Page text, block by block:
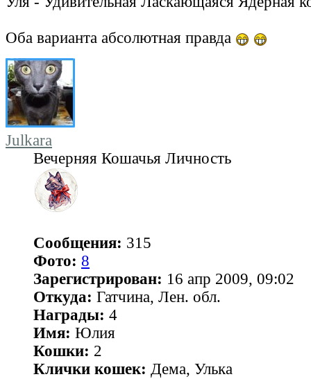
Оба варианта абсолютная правда
Julkara
Вечерняя Кошачья Личность
Сообщения: 315
Фото: 8
Зарегистрирован: 16 апр 2009, 09:02
Откуда: Гатчина, Лен. обл.
Награды: 4
Имя: Юлия
Кошки: 2
Клички кошек: Дема, Улька